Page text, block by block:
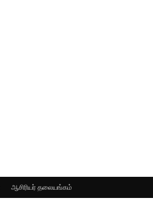
ஆசிரியர் தலையங்கம்